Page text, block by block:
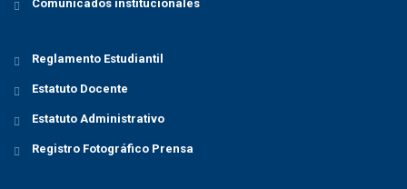
Comunicados institucionales
Reglamento Estudiantil
Estatuto Docente
Estatuto Administrativo
Registro Fotográfico Prensa